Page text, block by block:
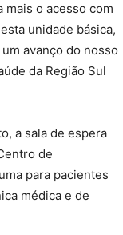
mais o acesso com
unidade básica,
avanço do nosso
da Região Sul
a sala de espera
de
para pacientes
médica e de